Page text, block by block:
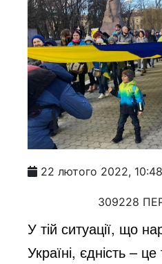
22 лютого 2022, 10:48
309228
У тій ситуації, що
Україні, єдність –